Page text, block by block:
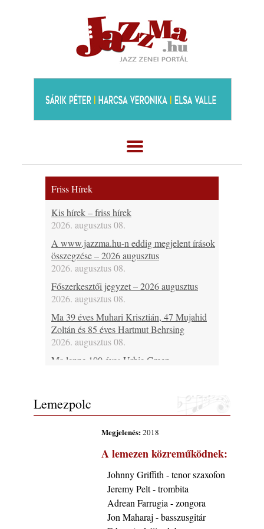
Friss Hírek
Kis hírek – friss hírek
2026. augusztus 08.
A www.jazzma.hu-n eddig megjelent írások
összegzése – 2026 augusztus
2026. augusztus 08.
Főszerkesztői jegyzet – 2026 augusztus
2026. augusztus 08.
Ma 39 éves Muhari Krisztián, 47 Mujahid
Zoltán és 85 éves Hartmut Behrsing
2026. augusztus 08.
Ma lenne 100 éves Urbie Green
2026. augusztus 08.
eseménye: augusztus közepén érkezik a
2026. augusztus 08.
2026-os jazzfesztiválok, amelyekről én is
tudok… 19. rész: XXXI. Szoboszlói
Dixieland Napok (Hajdúszoboszló – 2026.
augusztus 21-22-23.)
2026. augusztus 08.
Lemezpolc
Megjelenés:2018
A lemezen közreműködnek:
Johnny Griffith - tenor szaxofon
Jeremy Pelt - trombita
Adrean Farrugia - zongora
Jon Maharaj - basszusgitár